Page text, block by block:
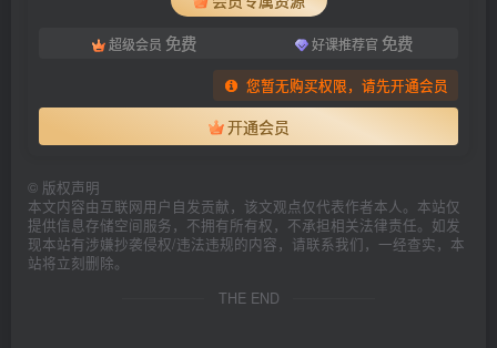
超级会员 免费 好课推荐官 免费
您暂无购买权限，请先开通会员
开通会员
© 版权声明
本文内容由互联网用户自发贡献，该文观点仅代表作者本人。本站仅
提供信息存储空间服务，不拥有所有权，不承担相关法律责任。如发
现本站有涉嫌抄袭侵权/违法违规的内容，请联系我们，一经查实，本
站将立刻删除。
THE END